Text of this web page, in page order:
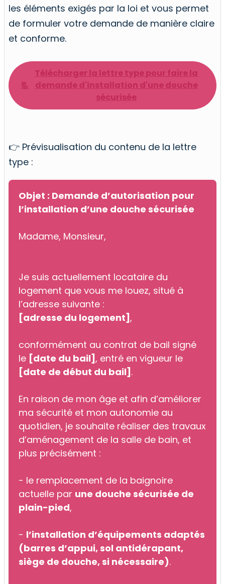
les éléments exigés par la loi et vous permet
de formuler votre demande de manière claire
et conforme.
📃
Télécharger la lettre type pour faire la
demande d'installation d'une douche
sécurisée
👉 Prévisualisation du contenu de la lettre
type :
Objet : Demande d’autorisation pour
l’installation d’une douche sécurisée
Madame, Monsieur,
Je suis actuellement locataire du
logement que vous me louez, situé à
l’adresse suivante :
[adresse du logement] ,
conformément au contrat de bail signé
le [date du bail] , entré en vigueur le
[date de début du bail] .
En raison de mon âge et afin d’améliorer
ma sécurité et mon autonomie au
quotidien, je souhaite réaliser des travaux
d’aménagement de la salle de bain, et
plus précisément :
- le remplacement de la baignoire
actuelle par une douche sécurisée de
plain-pied,
- l’installation d’équipements adaptés
(barres d’appui, sol antidérapant,
siège de douche, si nécessaire).